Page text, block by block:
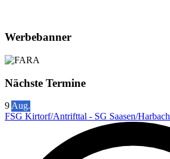
Werbebanner
Nächste Termine
9 Aug.
FSG Kirtorf/Antrifttal - SG Saasen/Harbach